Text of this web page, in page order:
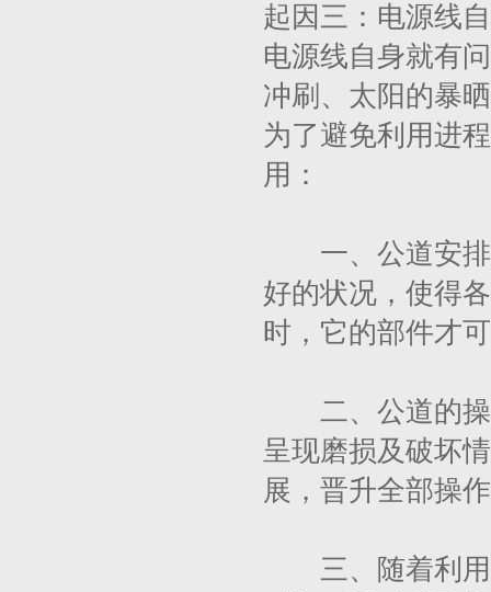
起因三：电源线
电源线自身就有
冲刷、太阳的暴
为了避免利用进
用：
一、公道安排
好的状况，使得
时，它的部件才
二、公道的操
呈现磨损及破坏
展，晋升全部操
三、随着利用